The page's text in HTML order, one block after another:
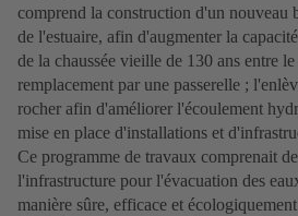
comprend la construction d'un nouveau
de l'estuaire, afin d'augmenter la
de la chaussée vieille de 130 ans entre
remplacement par une passerelle ;
rocher afin d'améliorer l'écoulement
mise en place d'installations et
Ce programme de travaux comprenait
l'infrastructure pour l'évacuation des
manière sûre, efficace et